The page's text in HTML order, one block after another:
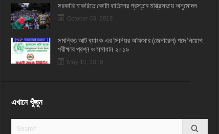
সরকারি চাকরিতে কোটা বাতিলের প্রস্তাব মন্ত্রিসভায় অনুমোদন
October 03, 2018
সমন্বিত আট ব্যাংক এর সিনিয়র অফিসার (জেনারেল) পদে নিয়োগ
পরীক্ষার প্রশ্ন ও সমাধান ২০১৯
May 10, 2019
এখানে খুঁজুন